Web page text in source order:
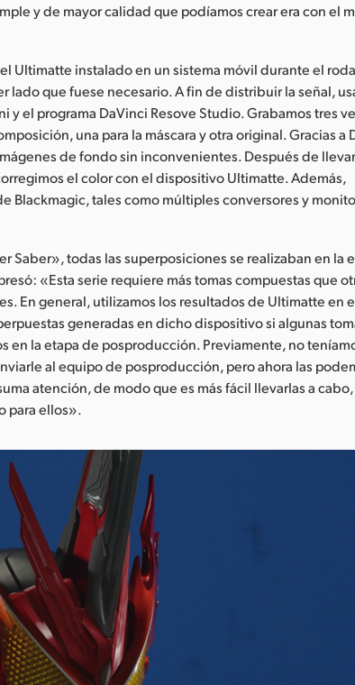
y de mayor calidad que podíamos crear era con el
Ultimatte instalado en un sistema móvil durante el
lado que fuese necesario. A fin de distribuir la señal,
y el programa DaVinci Resove Studio. Grabamos tres
una para la máscara y otra original. Gracias a
de fondo sin inconvenientes. Después de
el color con el dispositivo Ultimatte. Además,
Blackmagic, tales como múltiples conversores y
Saber», todas las superposiciones se realizaban en la
«Esta serie requiere más tomas compuestas que
En general, utilizamos los resultados de Ultimatte en
generadas en dicho dispositivo si algunas
en la etapa de posproducción. Previamente, no
al equipo de posproducción, pero ahora las
atención, de modo que es más fácil llevarlas a
para ellos».